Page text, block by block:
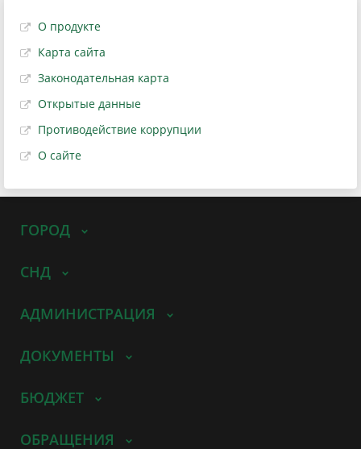
О продукте
Карта сайта
Законодательная карта
Открытые данные
Противодействие коррупции
О сайте
ГОРОД
СНД
АДМИНИСТРАЦИЯ
ДОКУМЕНТЫ
БЮДЖЕТ
ОБРАЩЕНИЯ